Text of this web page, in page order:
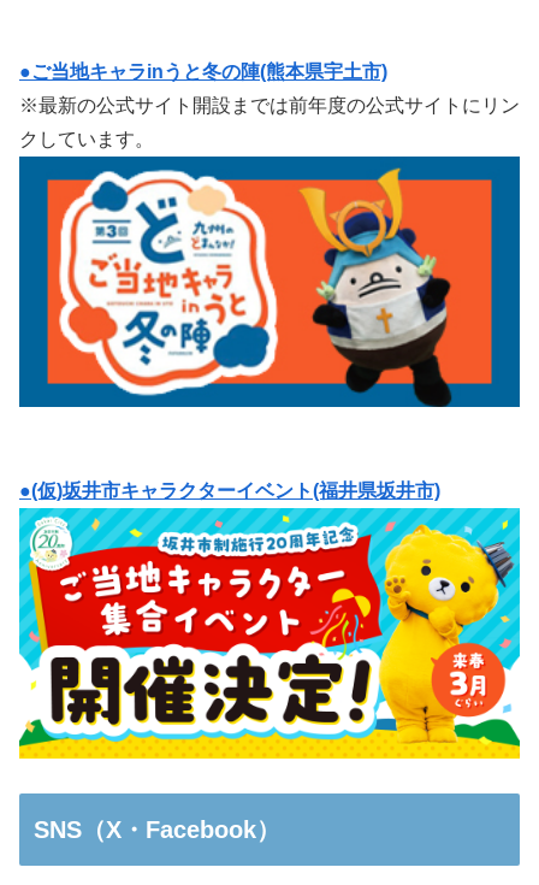
●ご当地キャラinうと冬の陣(熊本県宇土市)
※最新の公式サイト開設までは前年度の公式サイトにリン
クしています。
●(仮)坂井市キャラクターイベント(福井県坂井市)
SNS（X・Facebook）